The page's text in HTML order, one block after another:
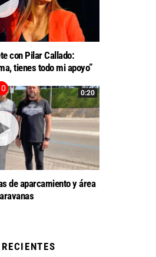
con Pilar Callado:
tienes todo mi apoyo”
0:20
de aparcamiento y área